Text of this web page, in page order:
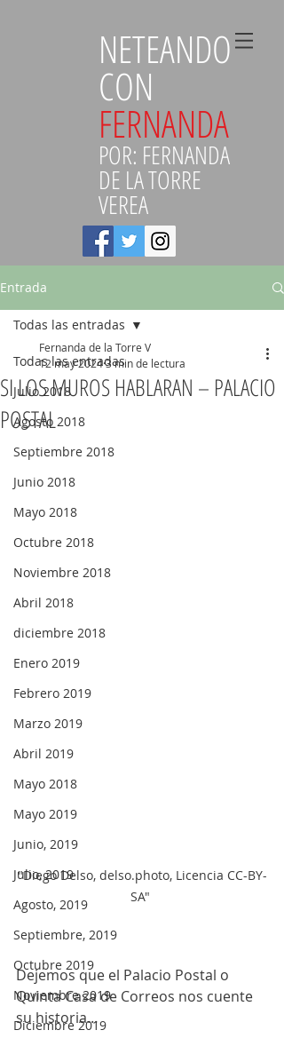
NETEANDO
CON
FERNANDA
POR: FERNANDA
DE LA TORRE
VEREA
Entrada
Todas las entradas
Julio 2018
Agosto 2018
Septiembre 2018
Junio 2018
Mayo 2018
Octubre 2018
Noviembre 2018
Abril 2018
diciembre 2018
Enero 2019
Febrero 2019
Marzo 2019
Abril 2019
Mayo 2018
Mayo 2019
Junio, 2019
Julio, 2019
Agosto, 2019
Septiembre, 2019
Octubre 2019
Noviembre 2019
Diciembre 2019
Todas las entradas
SI LOS MUROS HABLARAN – PALACIO
POSTAL
Fernanda de la Torre V
12 may 20243 min de lectura
"Diego Delso, delso.photo, Licencia CC-BY-
SA"
Dejemos que el Palacio Postal o
Quinta Casa de Correos nos cuente
su historia…